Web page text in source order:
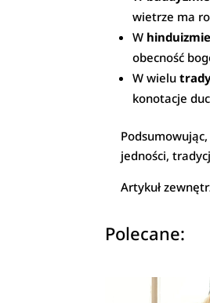
wietrze ma
W hinduizmie
obecność
W wielu
konotacje
jedności,
Artykuł
Polecane: